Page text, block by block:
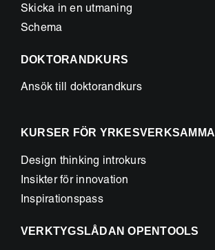
Skicka in en utmaning
Schema
DOKTORANDKURS
Ansök till doktorandkurs
KURSER FÖR YRKESVERKSAMMA
Design thinking introkurs
Insikter för innovation
Inspirationspass
VERKTYGSLÅDAN OPENTOOLS